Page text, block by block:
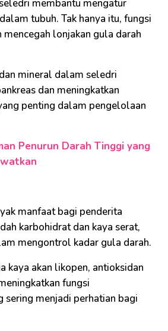
membantu mengatur
tubuh. Tak hanya itu, fungsi
lonjakan gula darah
mineral dalam seledri
dan meningkatkan
penting dalam pengelolaan
Penurun Darah Tinggi yang
manfaat bagi penderita
karbohidrat dan kaya serat,
mengontrol kadar gula darah.
kaya akan likopen, antioksidan
fungsi
sering menjadi perhatian bagi